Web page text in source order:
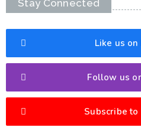
Stay Connected
Like us on
Follow us
Subscribe